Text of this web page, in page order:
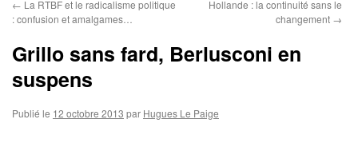
← La RTBF et le radicalisme politique
: confusion et amalgames…
Hollande : la continuité sans le
changement →
Grillo sans fard, Berlusconi en
suspens
Publié le 12 octobre 2013 par Hugues Le Paige